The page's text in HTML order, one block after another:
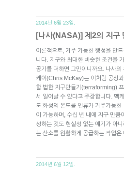
2014년 6월 23일.
[나사(NASA)] 제2의 지구
이론적으로, 거주 가능한 행성을 만
니다. 지구와 최대한 비슷한 조건을
공기를 더하면 그만이니까요. 나사의
케이(Chris McKay)는 이처럼 공상
할 법한 지구만들기(terraforming)
서 일어날 수 있다고 주장합니다. 멕
도 화성의 온도를 인류가 거주가능한
이 가능하며, 수십 년 내에 지구 만큼
성하는 것도 현실성 없는 얘기가 아
는 산소를 원활하게 공급하는 작업은
2014년 6월 12일.